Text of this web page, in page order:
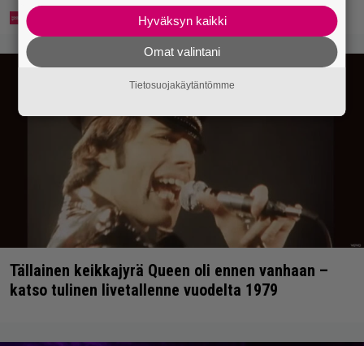
Tällainen keikkajyrä Queen oli ennen vanhaan –
katso tulinen livetallenne vuodelta 1979
Hyväksyn kaikki
Omat valintani
Tietosuojakäytäntömme